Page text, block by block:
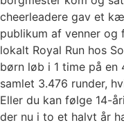
cheerleadere gav et
publikum af venner og
lokalt Royal Run hos
børn løb i 1 time på
samlet 3.476 runder,
Eller du kan følge 14-
der nu i to et halvt år